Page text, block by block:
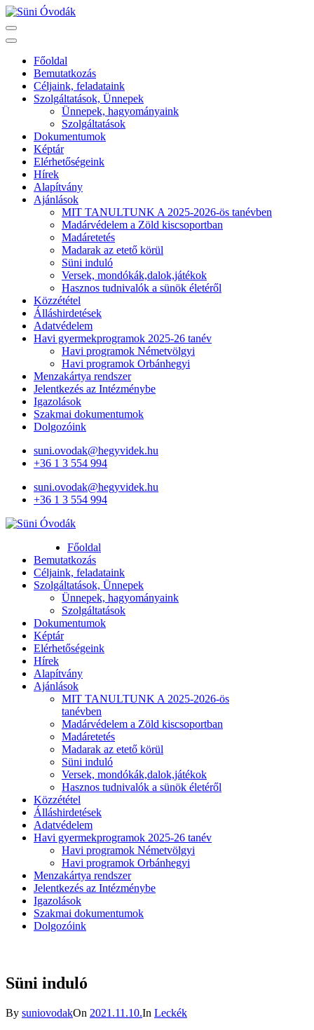
Skip
to
content
Enter)
Főoldal
Bemutatkozás
Céljaink, feladataink
Szolgáltatások, Ünnepek
Ünnepek, hagyományaink
Szolgáltatások
Dokumentumok
Képtár
Elérhetőségeink
Hírek
Alapítvány
Ajánlások
MIT TANULTUNK A 2025-2026-ös tanévben
Madárvédelem a Zöld kiscsoportban
Madáretetés
Madarak az etető körül
Süni induló
Versek, mondókák,dalok,játékok
Hasznos tudnivalók a sünök életéről
Közzététel
Álláshirdetések
Adatvédelem
Havi gyermekprogramok 2025-26 tanév
Havi programok Németvölgyi
Havi programok Orbánhegyi
Menzakártya rendszer
Jelentkezés az Intézménybe
Igazolások
Szakmai dokumentumok
Dolgozóink
suni.ovodak@hegyvidek.hu
+36 1 3 554 994
suni.ovodak@hegyvidek.hu
+36 1 3 554 994
Süni Óvodák
Villaépület a város szívében
Főoldal
Bemutatkozás
Céljaink, feladataink
Szolgáltatások, Ünnepek
Ünnepek, hagyományaink
Szolgáltatások
Dokumentumok
Képtár
Elérhetőségeink
Hírek
Alapítvány
Ajánlások
MIT TANULTUNK A 2025-2026-ös
tanévben
Madárvédelem a Zöld kiscsoportban
Madáretetés
Madarak az etető körül
Süni induló
Versek, mondókák,dalok,játékok
Hasznos tudnivalók a sünök életéről
Közzététel
Álláshirdetések
Adatvédelem
Havi gyermekprogramok 2025-26 tanév
Havi programok Németvölgyi
Havi programok Orbánhegyi
Menzakártya rendszer
Jelentkezés az Intézménybe
Igazolások
Szakmai dokumentumok
Dolgozóink
Süni induló
By suniovodakOn 2021.11.10.In Leckék